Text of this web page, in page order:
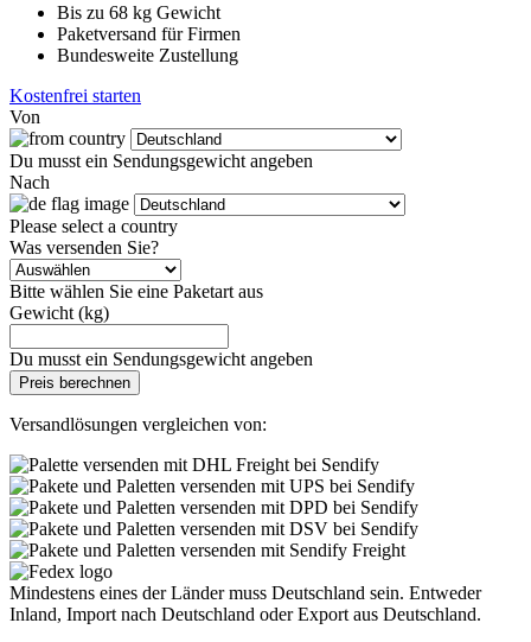
Bis zu 68 kg Gewicht
Paketversand für Firmen
Bundesweite Zustellung
Kostenfrei starten
Von
Du musst ein Sendungsgewicht angeben
Nach
Please select a country
Was versenden Sie?
Bitte wählen Sie eine Paketart aus
Gewicht (kg)
Du musst ein Sendungsgewicht angeben
Preis berechnen
Versandlösungen vergleichen von:
Mindestens eines der Länder muss Deutschland sein. Entweder
Inland, Import nach Deutschland oder Export aus Deutschland.